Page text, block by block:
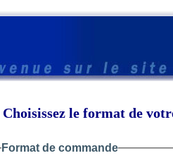
Choisissez le format de
Format de commande